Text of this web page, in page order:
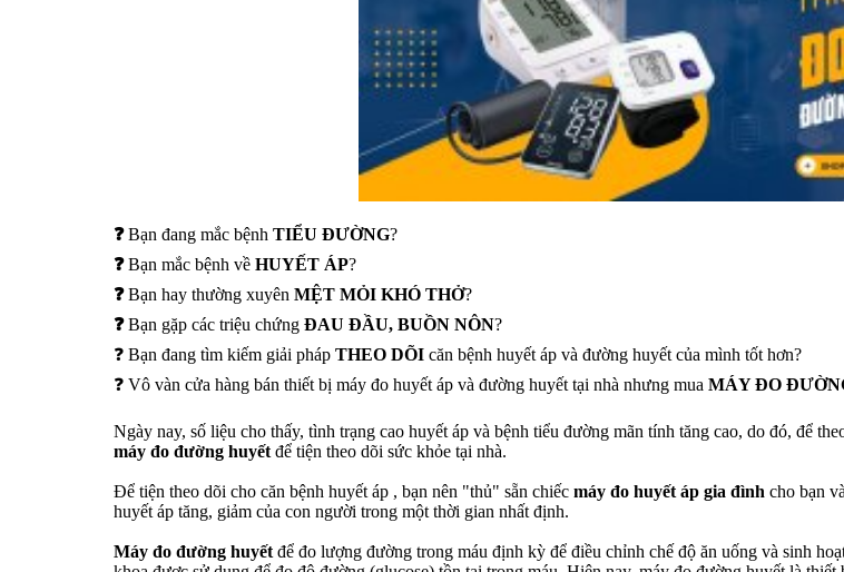
❓Bạn đang mắc bệnh TIỂU ĐƯỜNG?
❓Bạn mắc bệnh về HUYẾT ÁP?
❓Bạn hay thường xuyên MỆT MỎI KHÓ THỞ?
❓Bạn gặp các triệu chứng ĐAU ĐẦU, BUỒN NÔN?
❓ Bạn đang tìm kiếm giải pháp THEO DÕI căn bệnh huyết áp và đường huyết của mình tốt hơn?
❓ Vô vàn cửa hàng bán thiết bị máy đo huyết áp và đường huyết tại nhà nhưng mua MÁY ĐO
Ngày nay, số liệu cho thấy, tình trạng cao huyết áp và bệnh tiểu đường mãn tính tăng cao, do đó, để
máy đo đường huyết để tiện theo dõi sức khỏe tại nhà.
Để tiện theo dõi cho căn bệnh huyết áp , bạn nên "thủ" sẵn chiếc máy đo huyết áp gia đình cho bạn
huyết áp tăng, giảm của con người trong một thời gian nhất định.
Máy đo đường huyết để đo lượng đường trong máu định kỳ để điều chỉnh chế độ ăn uống và sinh